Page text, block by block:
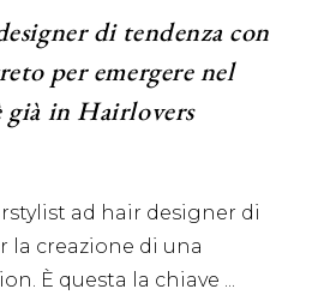
di tendenza con
per emergere nel
in Hairlovers
ad hair designer di
la creazione di una
È questa la chiave